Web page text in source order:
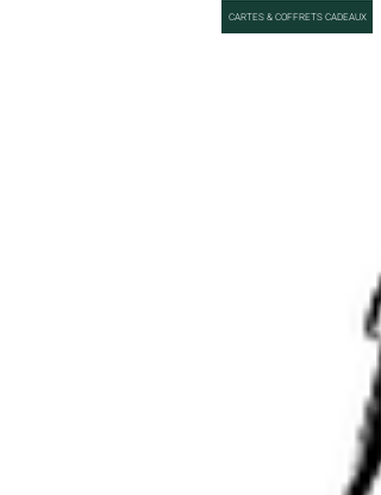
CARTES & COFFRETS CADEAUX